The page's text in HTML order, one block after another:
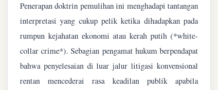
Penerapan doktrin pemulihan ini menghadapi tantangan
interpretasi yang cukup pelik ketika dihadapkan pada
rumpun kejahatan ekonomi atau kerah putih (*white-
collar crime*). Sebagian pengamat hukum berpendapat
bahwa penyelesaian di luar jalur litigasi konvensional
rentan mencederai rasa keadilan publik apabila